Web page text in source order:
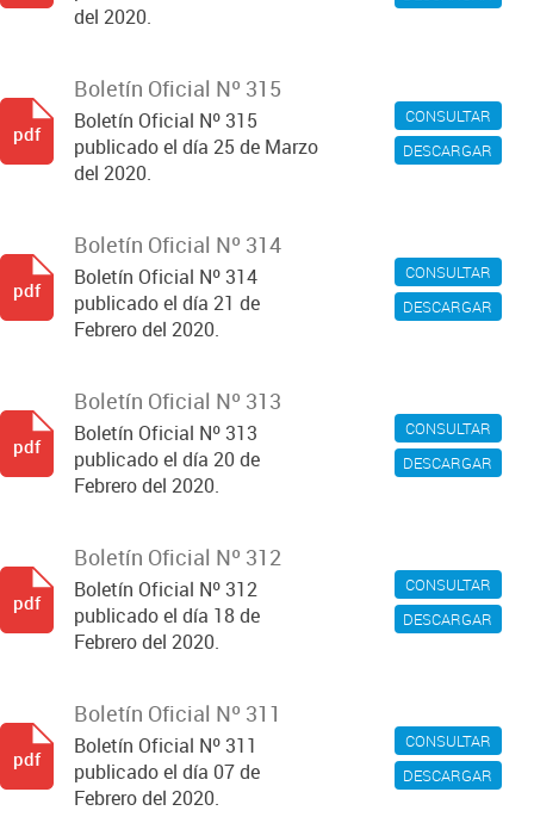
del 2020.
CONSULTAR
DESCARGAR
Boletín Oficial Nº 315
Boletín Oficial Nº 315
publicado el día 25 de Marzo
del 2020.
pdf
CONSULTAR
DESCARGAR
Boletín Oficial Nº 314
Boletín Oficial Nº 314
publicado el día 21 de
Febrero del 2020.
pdf
CONSULTAR
DESCARGAR
Boletín Oficial Nº 313
Boletín Oficial Nº 313
publicado el día 20 de
Febrero del 2020.
pdf
CONSULTAR
DESCARGAR
Boletín Oficial Nº 312
Boletín Oficial Nº 312
publicado el día 18 de
Febrero del 2020.
pdf
CONSULTAR
DESCARGAR
Boletín Oficial Nº 311
Boletín Oficial Nº 311
publicado el día 07 de
Febrero del 2020.
pdf